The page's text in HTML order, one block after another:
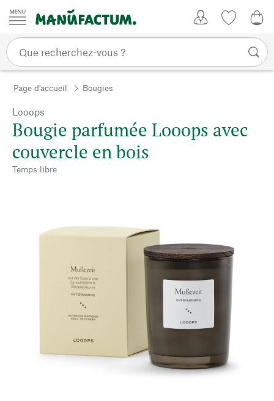
Passer au contenu
Page d'accueil Bougies
Looops
Bougie parfumée Looops avec
couvercle en bois
Temps libre